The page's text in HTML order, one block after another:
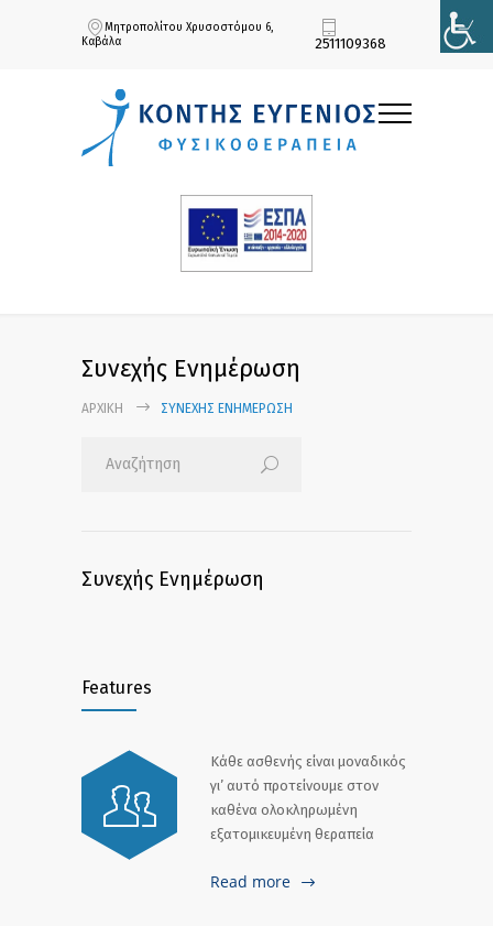
Μητροπολίτου Χρυσοστόμου 6,
Καβάλα
2511109368
Συνεχής Ενημέρωση
ΑΡΧΙΚΉ ΣΥΝΕΧΉΣ ΕΝΗΜΈΡΩΣΗ
Συνεχής Ενημέρωση
Features
Κάθε ασθενής είναι μοναδικός
γι’ αυτό προτείνουμε στον
καθένα ολοκληρωμένη
εξατομικευμένη θεραπεία
Read more